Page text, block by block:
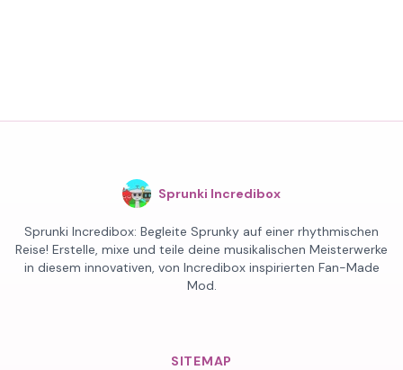
Sprunki Incredibox
Sprunki Incredibox: Begleite Sprunky auf einer rhythmischen
Reise! Erstelle, mixe und teile deine musikalischen Meisterwerke
in diesem innovativen, von Incredibox inspirierten Fan-Made
Mod.
SITEMAP